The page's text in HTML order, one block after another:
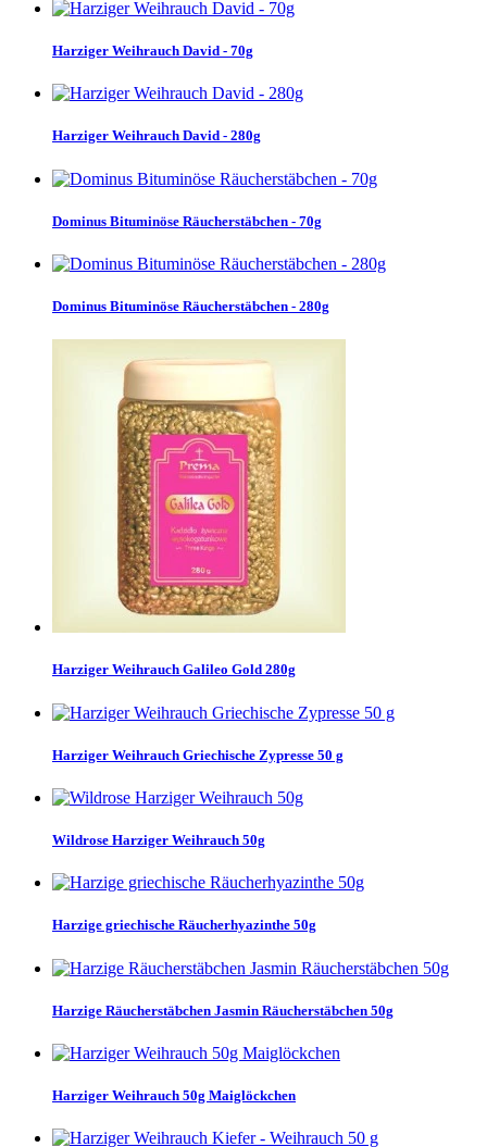
Harziger Weihrauch David - 70g
Harziger Weihrauch David - 280g
Dominus Bituminöse Räucherstäbchen - 70g
Dominus Bituminöse Räucherstäbchen - 280g
Harziger Weihrauch Galileo Gold 280g
Harziger Weihrauch Griechische Zypresse 50 g
Wildrose Harziger Weihrauch 50g
Harzige griechische Räucherhyazinthe 50g
Harzige Räucherstäbchen Jasmin Räucherstäbchen 50g
Harziger Weihrauch 50g Maiglöckchen